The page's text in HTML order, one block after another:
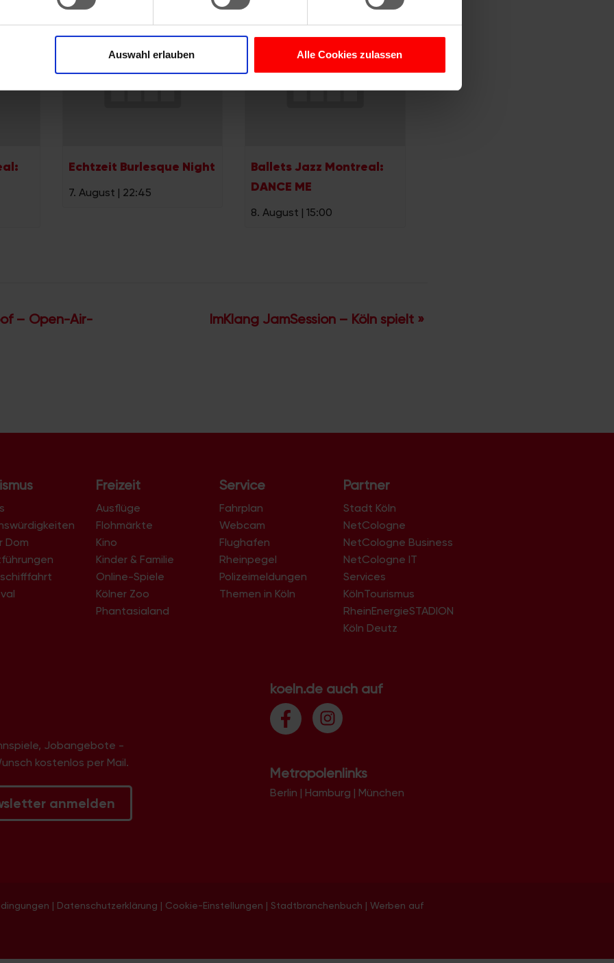
und Anzeigen zu personalisieren, Funktionen für soziale Medien anbieten zu können
zu analysieren. Außerdem geben wir Informationen zu Ihrer Verwendung unserer
soziale Medien, Werbung und Analysen weiter. Unsere Partner führen diese Informationen
Auswahl erlauben Alle Cookies zulassen
Echtzeit Burlesque Night
7. August | 22:45
Ballets Jazz Montreal:
DANCE ME
8. August | 15:00
– Open-Air-
ImKlang JamSession – Köln spielt »
Dom
Freizeit
Ausflüge
Flohmärkte
Kino
Kinder & Familie
Online-Spiele
Kölner Zoo
Phantasialand
Service
Fahrplan
Webcam
Flughafen
Rheinpegel
Polizeimeldungen
Themen in Köln
Partner
Stadt Köln
NetCologne
NetCologne Business
NetCologne IT
Services
KölnTourismus
RheinEnergieSTADION
Köln Deutz
Jobangebote -
kostenlos per Mail.
anmelden
koeln.de auch auf
Metropolenlinks
Berlin | Hamburg | München
| Datenschutzerklärung | Cookie-Einstellungen | Stadtbranchenbuch | Werben auf